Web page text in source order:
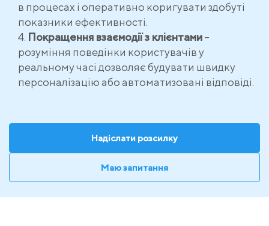
в процесах і оперативно коригувати здобуті
показники ефективності.
Покращення взаємодії з клієнтами–
розуміння поведінки користувачів у
реальному часі дозволяє будувати швидку
персоналізацію або автоматизовані відповіді.
Надіслати розсилку
Маю запитання